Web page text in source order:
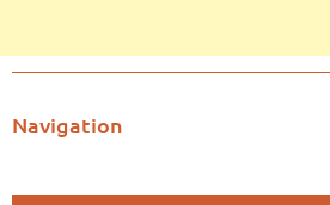
Navigation